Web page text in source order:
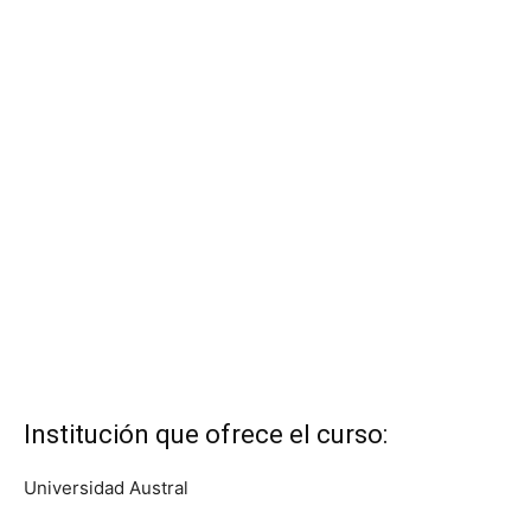
Institución que ofrece el curso:
Universidad Austral